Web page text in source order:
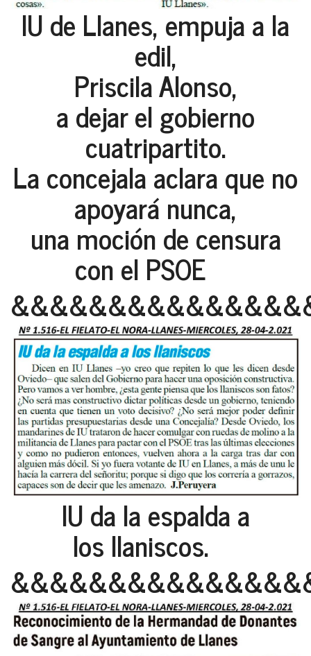
IU de Llanes, empuja a la
edil,
Priscila Alonso,
a dejar el gobierno
cuatripartito.
La concejala aclara que no
apoyará nunca,
una moción de censura
con el PSOE
IU da la espalda a
los llaniscos.